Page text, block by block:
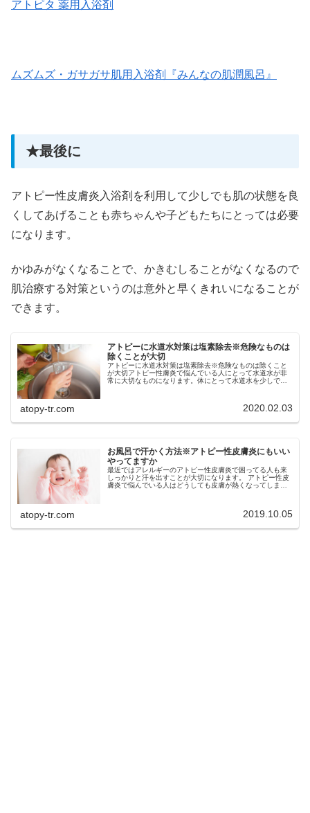
アトピタ 薬用入浴剤
ムズムズ・ガサガサ肌用入浴剤『みんなの肌潤風呂』
★最後に
アトピー性皮膚炎入浴剤を利用して少しでも肌の状態を良
くしてあげることも赤ちゃんや子どもたちにとっては必要
になります。
かゆみがなくなることで、かきむしることがなくなるので
肌治療する対策というのは意外と早くきれいになることが
できます。
アトピーに水道水対策は塩素除去※危険なものは
除くことが大切
アトピーに水道水対策は塩素除去※危険なものは除くこと
が大切アトピー性膚炎で悩んでいる人にとって水道水が非
常に大切なものになります。体にとって水道水を少しでも
atopy-tr.com 2020.02.03
お風呂で汗かく方法※アトピー性皮膚炎にもいい
やってますか
最近ではアレルギーのアトピー性皮膚炎で困ってる人も来
しっかりと汗を出すことが大切になります。 アトピー性皮
膚炎で悩んでいる人はどうしても皮膚が熱くなってしまう
atopy-tr.com 2019.10.05